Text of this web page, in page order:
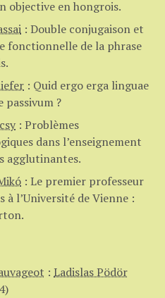
objective en hongrois.
: Double conjugaison et
fonctionnelle de la phrase
: Quid ergo erga linguae
passivum ?
: Problèmes
dans l’enseignement
agglutinantes.
: Le premier professeur
à l’Université de Vienne :
: Ladislas Pödör